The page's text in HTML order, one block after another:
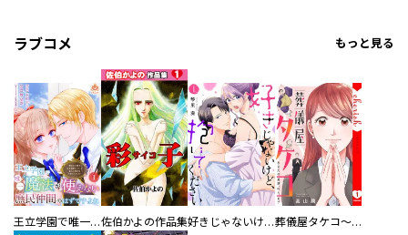
ラブコメ もっと見る
王立学園で唯一魔法が使えない庶民仲間のはずですよね～実は王子様で私を溺愛しているなんて告白はやめてください～佐伯かよの作品集 好きじゃないけど、抱いてください【電子単行本版／特典おまけ付き】 葬儀屋タケコ～あなたの最期、叶えます【電子単行本版】